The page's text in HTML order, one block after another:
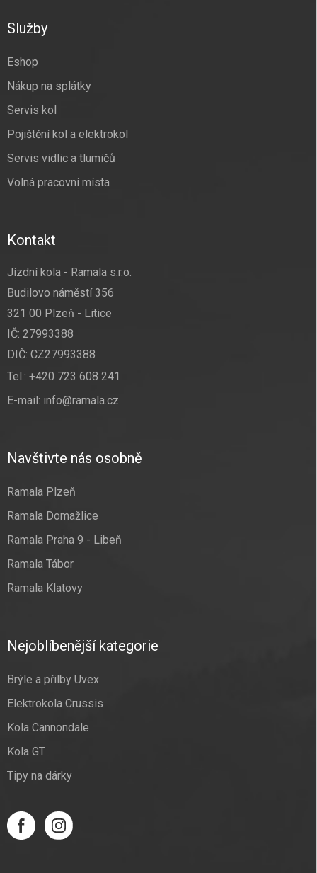
Služby
Eshop
Nákup na splátky
Servis kol
Pojištění kol a elektrokol
Servis vidlic a tlumičů
Volná pracovní místa
Kontakt
Jízdní kola - Ramala s.r.o.
Budilovo náměstí 356
321 00 Plzeň - Litice
IČ: 27993388
DIČ: CZ27993388
Tel.: +420 723 608 241
E-mail: info@ramala.cz
Navštivte nás osobně
Ramala Plzeň
Ramala Domažlice
Ramala Praha 9 - Libeň
Ramala Tábor
Ramala Klatovy
Nejoblíbenější kategorie
Brýle a přilby Uvex
Elektrokola Crussis
Kola Cannondale
Kola GT
Tipy na dárky